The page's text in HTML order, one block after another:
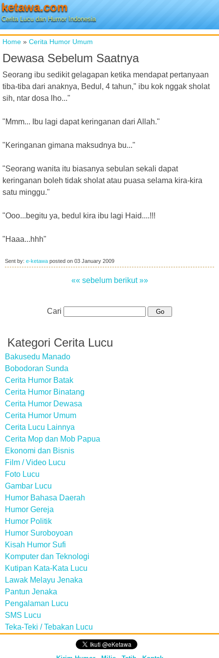
ketawa.com
Cerita Lucu dan Humor Indonesia
Home » Cerita Humor Umum
Dewasa Sebelum Saatnya
Seorang ibu sedikit gelagapan ketika mendapat pertanyaan
tiba-tiba dari anaknya, Bedul, 4 tahun," ibu kok nggak sholat
sih, ntar dosa lho..."
"Mmm... Ibu lagi dapat keringanan dari Allah."
"Keringanan gimana maksudnya bu..."
"Seorang wanita itu biasanya sebulan sekali dapat
keringanan boleh tidak sholat atau puasa selama kira-kira
satu minggu."
"Ooo...begitu ya, bedul kira ibu lagi Haid....!!!
"Haaa...hhh"
Sent by: e-ketawa posted on 03 January 2009
«« sebelum berikut »»
Cari
Kategori Cerita Lucu
Bakusedu Manado
Bobodoran Sunda
Cerita Humor Batak
Cerita Humor Binatang
Cerita Humor Dewasa
Cerita Humor Umum
Cerita Lucu Lainnya
Cerita Mop dan Mob Papua
Ekonomi dan Bisnis
Film / Video Lucu
Foto Lucu
Gambar Lucu
Humor Bahasa Daerah
Humor Gereja
Humor Politik
Humor Suroboyoan
Kisah Humor Sufi
Komputer dan Teknologi
Kutipan Kata-Kata Lucu
Lawak Melayu Jenaka
Pantun Jenaka
Pengalaman Lucu
SMS Lucu
Teka-Teki / Tebakan Lucu